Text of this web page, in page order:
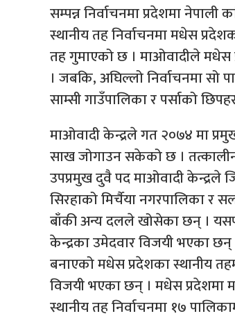
सम्पन्न निर्वाचनमा प्रदेशमा
स्थानीय तह निर्वाचनमा मधेस
तह गुमाएको छ । माओवादीले मधेस
। जबकि, अघिल्लो निर्वाचनमा सो
साम्सी गाउँपालिका र पर्साको
माओवादी केन्द्रले गत २०७४ मा
साख जोगाउन सकेको छ ।
उपप्रमुख दुवै पद माओवादी केन्द्रले
सिरहाको मिर्चैया नगरपालिका र
बाँकी अन्य दलले खोसेका छन् ।
केन्द्रका उमेदवार विजयी भएका
बनाएको मधेस प्रदेशका स्थानीय
विजयी भएका छन् । मधेस प्रदेशमा
स्थानीय तह निर्वाचनमा १७